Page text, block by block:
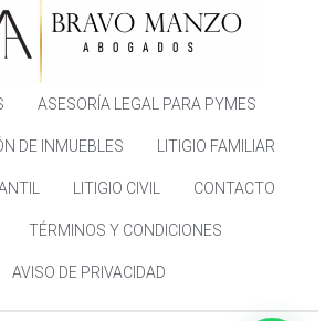
ASESORÍA LEGAL PARA PYMES
DE INMUEBLES LITIGIO FAMILIAR
LITIGIO CIVIL CONTACTO
TÉRMINOS Y CONDICIONES
AVISO DE PRIVACIDAD